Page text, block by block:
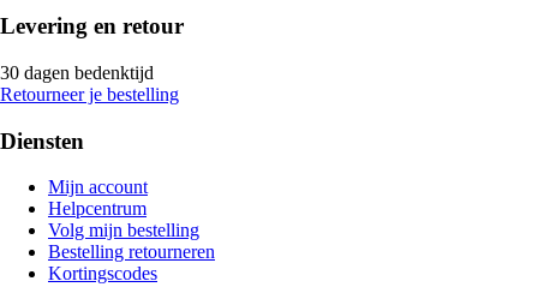
Levering en retour
30 dagen bedenktijd
Retourneer je bestelling
Diensten
Mijn account
Helpcentrum
Volg mijn bestelling
Bestelling retourneren
Kortingscodes